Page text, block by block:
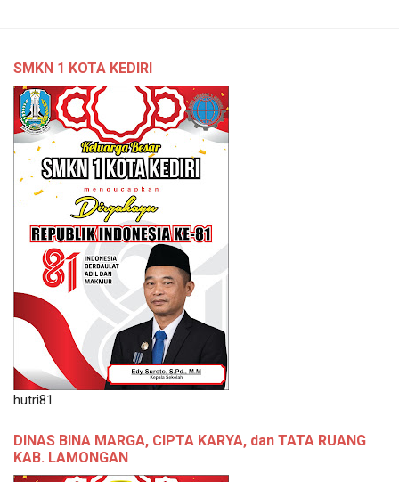
SMKN 1 KOTA KEDIRI
hutri81
DINAS BINA MARGA, CIPTA KARYA, dan TATA RUANG
KAB. LAMONGAN